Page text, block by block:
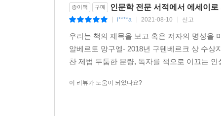
종이책 구매 인문학 전문 서적에서 에세이
i****a 2021-08-10 신고
우리는 책의 제목을 보고 혹은 저자의 명성을
알베르토 망구엘- 2018년 구텐베르크 상 수상
찬 제법 두툼한 분량, 독자를 책으로 이끄는
이 리뷰가 도움이 되었나요?